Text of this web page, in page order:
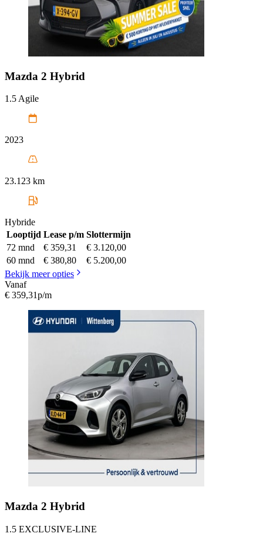
Mazda 2 Hybrid
1.5 Agile
2023
23.123 km
Hybride
Looptijd Lease p/m Slottermijn
72 mnd
€ 359,31
€ 3.120,00
60 mnd
€ 380,80
€ 5.200,00
Bekijk meer opties
Vanaf
€ 359,31p/m
Mazda 2 Hybrid
1.5 EXCLUSIVE-LINE